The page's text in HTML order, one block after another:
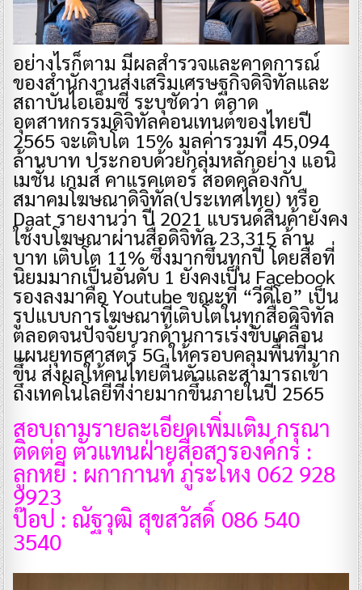
อย่างไรก็ตาม มีผลสำรวจและคาดการณ์
ของสำนักงานส่งเสริมเศรษฐกิจดิจิทัลและ
สถาบันไอเอ็มซี ระบุชัดว่า ตลาด
อุตสาหกรรมดิจิทัลคอนเทนต์ของไทยปี
2565 จะเติบโต 15% มูลค่ารวมที่ 45,094
ล้านบาท ประกอบด้วยกลุ่มหลักอย่าง แอนิ
เมชั่น เกมส์ คาแรคเตอร์ สอดคล้องกับ
สมาคมโฆษณาดิจิทัล(ประเทศไทย) หรือ
Daat รายงานว่า ปี 2021 แบรนด์สินค้ายังคง
ใช้งบโฆษณาผ่านสื่อดิจิทัล 23,315 ล้าน
บาท เติบโต 11% ซึ่งมากขึ้นทุกปี โดยสื่อที่
นิยมมากเป็นอันดับ 1 ยังคงเป็น Facebook
รองลงมาคือ Youtube ขณะที่ “วีดีโอ” เป็น
รูปแบบการโฆษณาที่เติบโตในทุกสื่อดิจิทัล
ตลอดจนปัจจัยบวกด้านการเร่งขับเคลื่อน
แผนยุทธศาสตร์ 5G ให้ครอบคลุมพื้นที่มาก
ขึ้น ส่งผลให้คนไทยตื่นตัวและสามารถเข้า
ถึงเทคโนโลยีที่ง่ายมากขึ้นภายในปี 2565
สอบถามรายละเอียดเพิ่มเติม กรุณา
ติดต่อ ตัวแทนฝ่ายสื่อสารองค์กร :
ลูกหยี : ผกากานท์ ภู่ระโหง 062 928
9923
ป๊อป : ณัฐวุฒิ สุขสวัสดิ์ 086 540
3540